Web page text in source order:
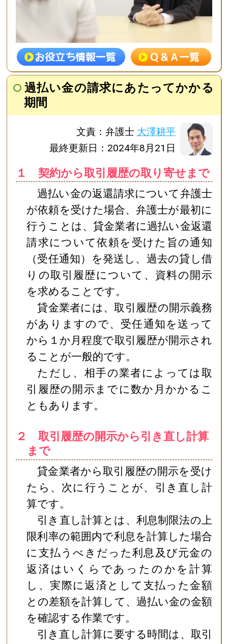
過払い金の請求にあたってかかる
期間
文責：弁護士 大澤耕平
最終更新日：2024年8月21日
１ 契約から取引履歴の取り寄せまで
過払い金の返還請求について弁護士
が依頼を受けた場合、弁護士が最初に
行うことは、貸金業者に過払い金返還
請求について依頼を受けた旨の通知
（受任通知）を発送し、過去の貸し借
りの取引履歴について、資料の開示
を求めることです。
貸金業者には、取引履歴の開示義務
がありますので、受任通知を送って
から１か月程度で取引履歴が開示され
ることが一般的です。
ただし、相手の業者によっては取
引履歴の開示までに数か月かかるこ
ともあります。
２ 取引履歴の開示から引き直し計算
まで
貸金業者から取引履歴の開示を受け
たら、次に行うことが、引き直し計
算です。
引き直し計算とは、利息制限法の上
限利率の範囲内で利息を計算した場合
に支払うべきだった利息及び元金の
返済はいくらであったのかを計算
し、実際に返済として支払った金額
との差額を計算して、過払い金の金額
を確認する作業です。
引き直し計算に要する時間は、取引